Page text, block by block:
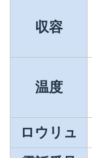
収容
温度
ロウリュ